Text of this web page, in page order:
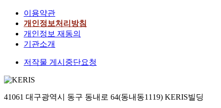
이용약관
개인정보처리방침
개인정보 재동의
기관소개
저작물 게시중단요청
41061 대구광역시 동구 동내로 64(동내동1119) KERIS빌딩